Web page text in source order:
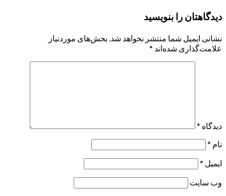
دیدگاهتان را بنویسید
نشانی ایمیل شما منتشر نخواهد شد. بخش‌های موردنیاز
علامت‌گذاری شده‌اند *
دیدگاه *
نام *
ایمیل *
وب‌ سایت